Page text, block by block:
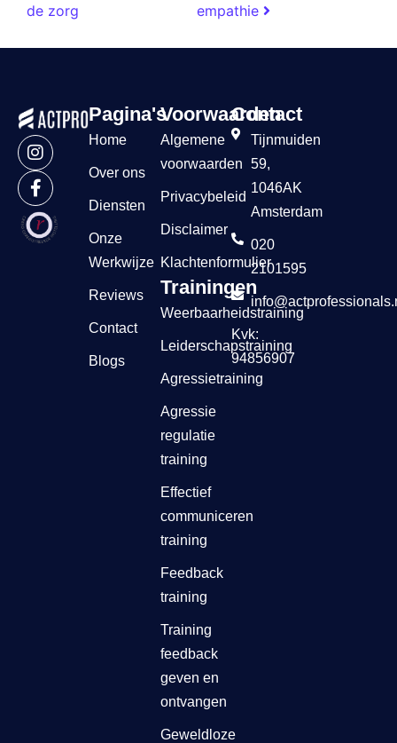
de zorg
empathie
Pagina's
Home
Over ons
Diensten
Onze
Werkwijze
Reviews
Contact
Blogs
Voorwaarden
Algemene
voorwaarden
Privacybeleid
Disclaimer
Klachtenformulier
Trainingen
Weerbaarheidstraining
Leiderschapstraining
Agressietraining
Agressie
regulatie
training
Effectief
communiceren
training
Feedback
training
Training
feedback
geven en
ontvangen
Geweldloze
Contact
Tijnmuiden
59,
1046AK
Amsterdam
020
2101595
Kvk:
94856907